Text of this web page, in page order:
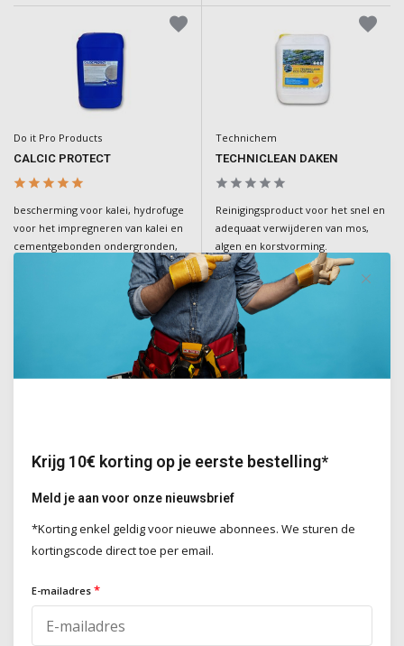
Do it Pro Products
CALCIC PROTECT
bescherming voor kalei, hydrofuge
voor het impregneren van kalei en
cementgebonden ondergronden,
Technichem
TECHNICLEAN DAKEN
Reinigingsproduct voor het snel en
adequaat verwijderen van mos,
algen en korstvorming.
Deliverytime
€38,50
Incl. BTW
Do it Pro Products
Facade Protect
gevels te impregneren en langdurig
te beschermen tegen vocht, vuil en
Do it Pro Products
Krijg 10€ korting op je eerste bestelling*
Meld je aan voor onze nieuwsbrief
*Korting enkel geldig voor nieuwe abonnees. We sturen de
kortingscode direct toe per email.
E-mailadres *